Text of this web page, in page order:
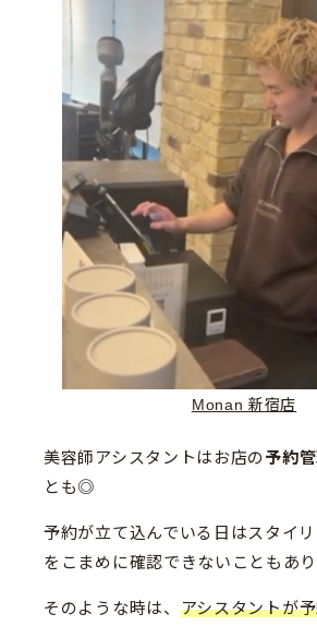
Monan 新宿店
美容師アシスタントはお店の予約
とも◎
予約が立て込んでいる日はスタイ
をこまめに確認できないこともあり
そのような時は、 アシスタントが